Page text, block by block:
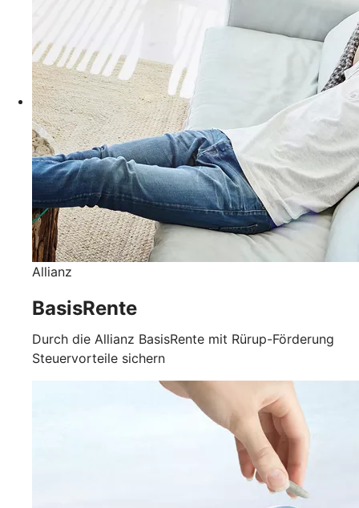
Allianz
BasisRente
Durch die Allianz BasisRente mit Rürup-Förderung
Steuervorteile sichern